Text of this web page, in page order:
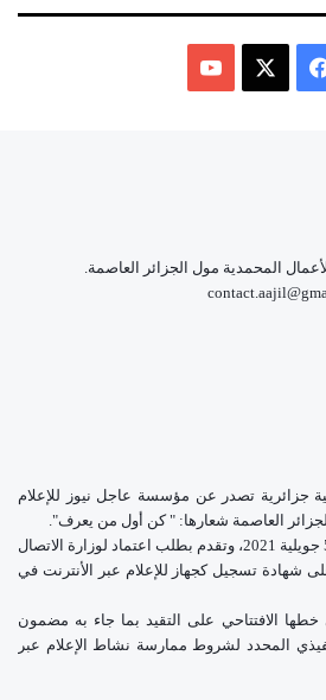
و
ك
المحمدية مول الجزائر العاصمة.
جزائرية تصدر عن مؤسسة عاجل نيوز للإعلام
العاصمة شعارها: " كن أول من يعرف".
انطلق الموقع في العمل يوم 5 جويلية 2021، وتقدم بطلب اعتماد لوزارة الاتصال
2021، وحصل على شهادة تسجيل كجهاز للإعلام عبر الأنترنت في
خطها الافتتاحي على التقيد بما جاء به مضمون
المحدد لشروط ممارسة نشاط الإعلام عبر